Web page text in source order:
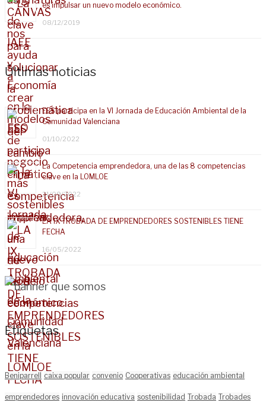
es impulsar un nuevo modelo económico.
08/12/2019
Últimas noticias
EES participa en la VI Jornada de Educación Ambiental de la
Comunidad Valenciana
01/10/2022
La Competencia emprendedora, una de las 8 competencias
clave en la LOMLOE
21/09/2022
LA IX TROBADA DE EMPRENDEDORES SOSTENIBLES TIENE
FECHA
16/05/2022
Etiquetas
Beniparrell caixa popular convenio Cooperativas educación ambiental
emprendedores innovación educativa sostenibilidad Trobada Trobades